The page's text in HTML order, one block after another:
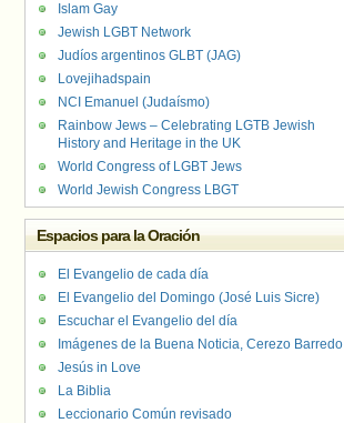
Islam Gay
Jewish LGBT Network
Judíos argentinos GLBT (JAG)
Lovejihadspain
NCI Emanuel (Judaísmo)
Rainbow Jews – Celebrating LGTB Jewish
History and Heritage in the UK
World Congress of LGBT Jews
World Jewish Congress LBGT
Espacios para la Oración
El Evangelio de cada día
El Evangelio del Domingo (José Luis Sicre)
Escuchar el Evangelio del día
Imágenes de la Buena Noticia, Cerezo Barredo
Jesús in Love
La Biblia
Leccionario Común revisado